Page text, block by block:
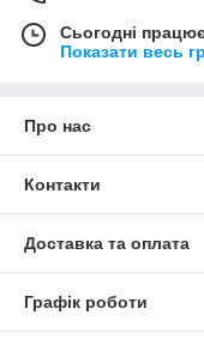
Сьогодні
Показати весь
Про нас
Контакти
Доставка та оплата
Графік роботи